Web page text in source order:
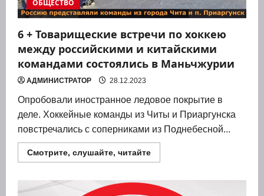
ОБЩЕСТВО
6 + Товарищеские встречи по хоккею
между российскими и китайскими
командами состоялись в Маньчжурии
АДМИНИСТРАТОР 28.12.2023
Опро­бо­ва­ли ино­стран­ное ледо­вое покры­тие в
деле. Хок­кей­ные коман­ды из Читы и При­ар­гун­ска
повстре­ча­лись с сопер­ни­ка­ми из Под­не­бес­ной...
Смотрите, слушайте, читайтеПрочитать
больше
+
Товарищеские